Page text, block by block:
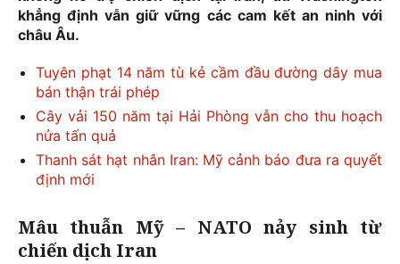
khẳng định vẫn giữ vững các cam kết an ninh với
châu Âu.
Tuyên phạt 14 năm tù kẻ cầm đầu đường dây mua
bán thận trái phép
Cây vải 150 năm tại Hải Phòng vẫn cho thu hoạch
nửa tấn quả
Thanh sát hạt nhân Iran: Mỹ cảnh báo đưa ra quyết
định mới
Mâu thuẫn Mỹ – NATO nảy sinh từ
chiến dịch Iran